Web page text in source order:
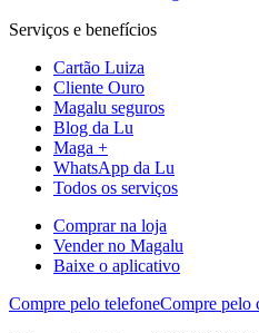
Serviços e benefícios
Cartão Luiza
Cliente Ouro
Magalu seguros
Blog da Lu
Maga +
WhatsApp da Lu
Todos os serviços
Comprar na loja
Vender no Magalu
Baixe o aplicativo
Compre pelo telefoneCompre pelo